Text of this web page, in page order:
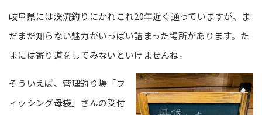
岐阜県には渓流釣りにかれこれ20年近く通っていますが、ま
だまだ知らない魅力がいっぱい詰まった場所があります。た
まには寄り道をしてみないといけませんね。
そういえば、管理釣り場「フ
ィッシング母袋」さんの受付